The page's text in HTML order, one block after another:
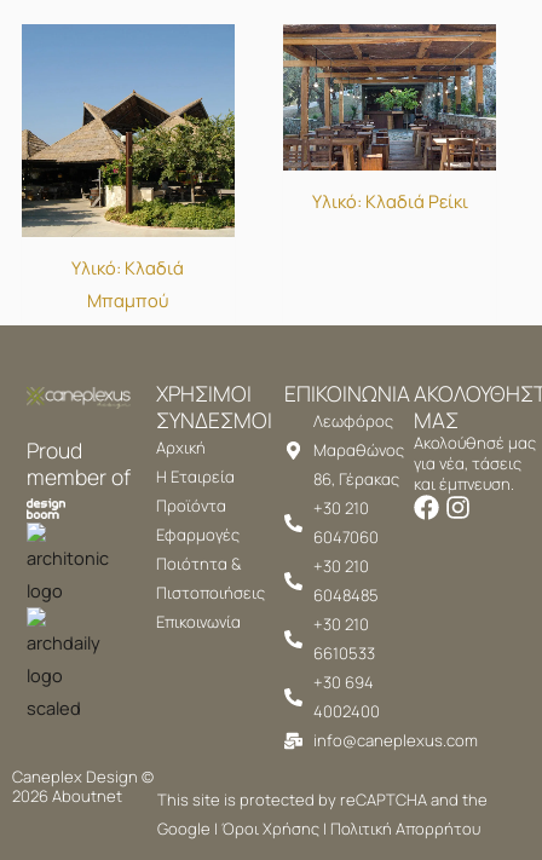
Υλικό: Κλαδιά
Μπαμπού
Υλικό: Κλαδιά Ρείκι
Proud
member of
ΧΡΗΣΙΜΟΙ
ΣΥΝΔΕΣΜΟΙ
Αρχική
Η Εταιρεία
Προϊόντα
Εφαρμογές
Ποιότητα &
Πιστοποιήσεις
Επικοινωνία
ΕΠΙΚΟΙΝΩΝΙΑ
Λεωφόρος
Μαραθώνος
86, Γέρακας
+30 210
6047060
+30 210
6048485
+30 210
6610533
+30 694
4002400
info@caneplexus.com
ΜΑΣ
Ακολούθησέ μας
για νέα, τάσεις
και έμπνευση.
Caneplex Design ©
2026 Aboutnet
This site is protected by reCAPTCHA and the
Google | Όροι Χρήσης| Πολιτική Απορρήτου